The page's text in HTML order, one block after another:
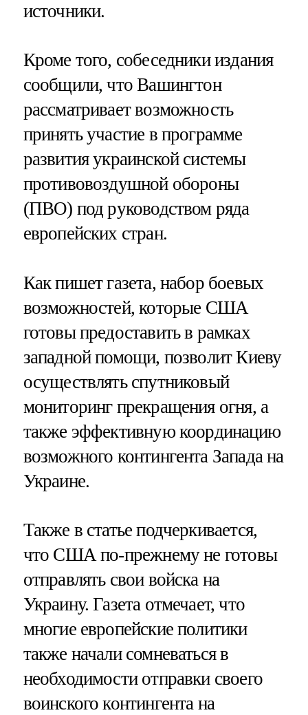
источники.
Кроме того, собеседники издания
сообщили, что Вашингтон
рассматривает возможность
принять участие в программе
развития украинской системы
противовоздушной обороны
(ПВО) под руководством ряда
европейских стран.
Как пишет газета, набор боевых
возможностей, которые США
готовы предоставить в рамках
западной помощи, позволит Киеву
осуществлять спутниковый
мониторинг прекращения огня, а
также эффективную координацию
возможного контингента Запада на
Украине.
Также в статье подчеркивается,
что США по-прежнему не готовы
отправлять свои войска на
Украину. Газета отмечает, что
многие европейские политики
также начали сомневаться в
необходимости отправки своего
воинского контингента на